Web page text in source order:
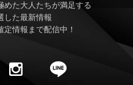
めた大人たちが満足する
した最新情報
情報まで配信中！